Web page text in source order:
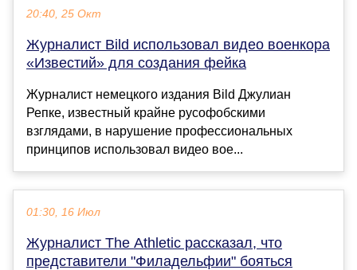
20:40, 25 Окт
Журналист Bild использовал видео военкора
«Известий» для создания фейка
Журналист немецкого издания Bild Джулиан
Репке, известный крайне русофобскими
взглядами, в нарушение профессиональных
принципов использовал видео вое...
01:30, 16 Июл
Журналист The Athletic рассказал, что
представители "Филадельфии" бояться